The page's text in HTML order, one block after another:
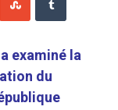
examiné la
du